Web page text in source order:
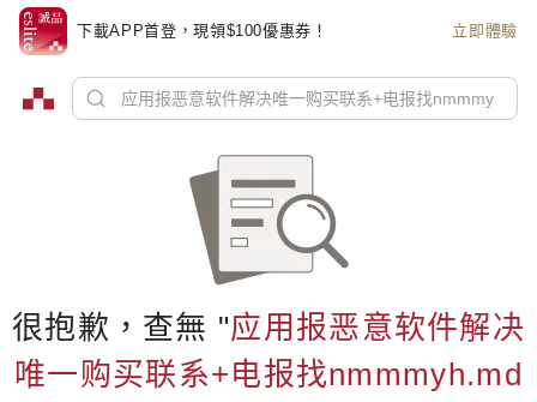
下載APP首登，現領$100優惠券！ 立即體驗
很抱歉，查無 "应用报恶意软件解决
唯一购买联系+电报找nmmmyh.md